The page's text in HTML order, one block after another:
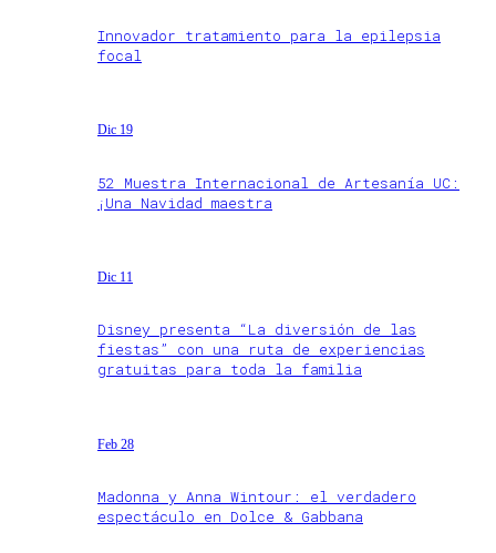
Innovador tratamiento para la epilepsia
focal
Dic 19
52 Muestra Internacional de Artesanía UC:
¡Una Navidad maestra
Dic 11
Disney presenta “La diversión de las
fiestas” con una ruta de experiencias
gratuitas para toda la familia
Feb 28
Madonna y Anna Wintour: el verdadero
espectáculo en Dolce & Gabbana